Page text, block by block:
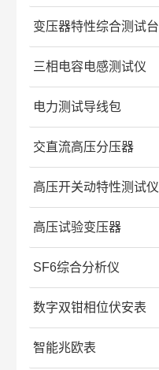
变压器特性综合测试台
三相电容电感测试仪
电力测试导线包
交直流高压分压器
高压开关动特性测试仪
高压试验变压器
SF6综合分析仪
数字双钳相位伏安表
智能兆欧表